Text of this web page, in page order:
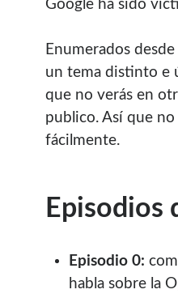
Google ha sido
Enumerados
un tema distinto e
que no verás en
publico. Así que
fácilmente.
Episodios
Episodio 0:
habla sobre la